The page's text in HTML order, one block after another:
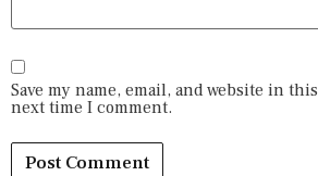
Save my name, email, and website in
next time I comment.